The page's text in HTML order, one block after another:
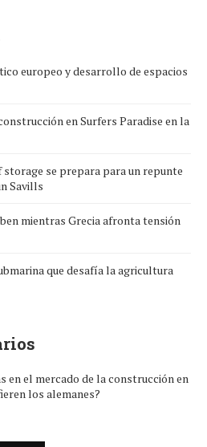
europeo y desarrollo de espacios
en Surfers Paradise en la
se prepara para un repunte
Savills
mientras Grecia afronta tensión
que desafía la agricultura
en el mercado de la construcción en
los alemanes?